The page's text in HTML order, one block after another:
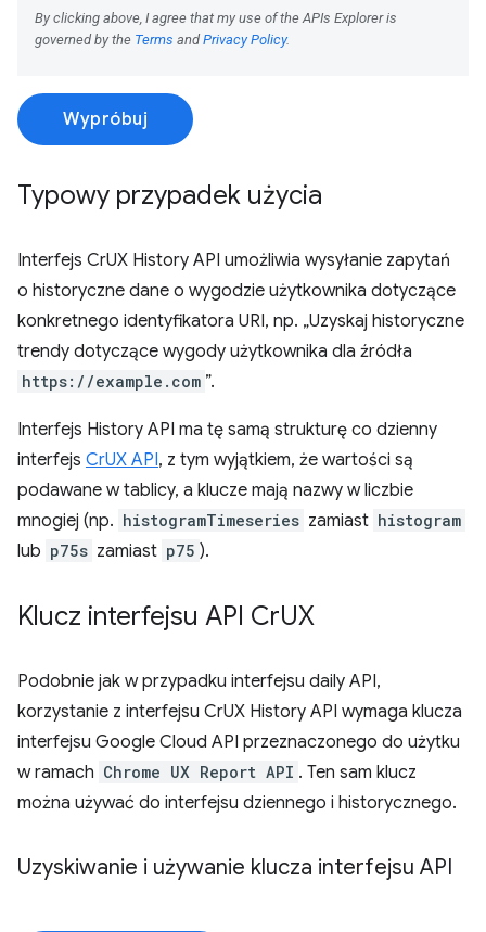
Wypróbuj
Typowy przypadek użycia
Interfejs CrUX History API umożliwia wysyłanie zapytań
o historyczne dane o wygodzie użytkownika dotyczące
konkretnego identyfikatora URI, np. „Uzyskaj historyczne
trendy dotyczące wygody użytkownika dla źródła
https://example.com ”.
Interfejs History API ma tę samą strukturę co dzienny
interfejs CrUX API, z tym wyjątkiem, że wartości są
podawane w tablicy, a klucze mają nazwy w liczbie
mnogiej (np. histogramTimeseries zamiast histogram
lub p75s zamiast p75 ).
Klucz interfejsu API CrUX
Podobnie jak w przypadku interfejsu daily API,
korzystanie z interfejsu CrUX History API wymaga klucza
interfejsu Google Cloud API przeznaczonego do użytku
w ramach Chrome UX Report API . Ten sam klucz
można używać do interfejsu dziennego i historycznego.
Uzyskiwanie i używanie klucza interfejsu API